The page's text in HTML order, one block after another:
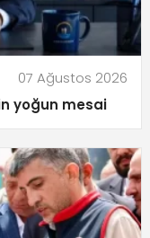
07 Ağustos 2026
yoğun mesai